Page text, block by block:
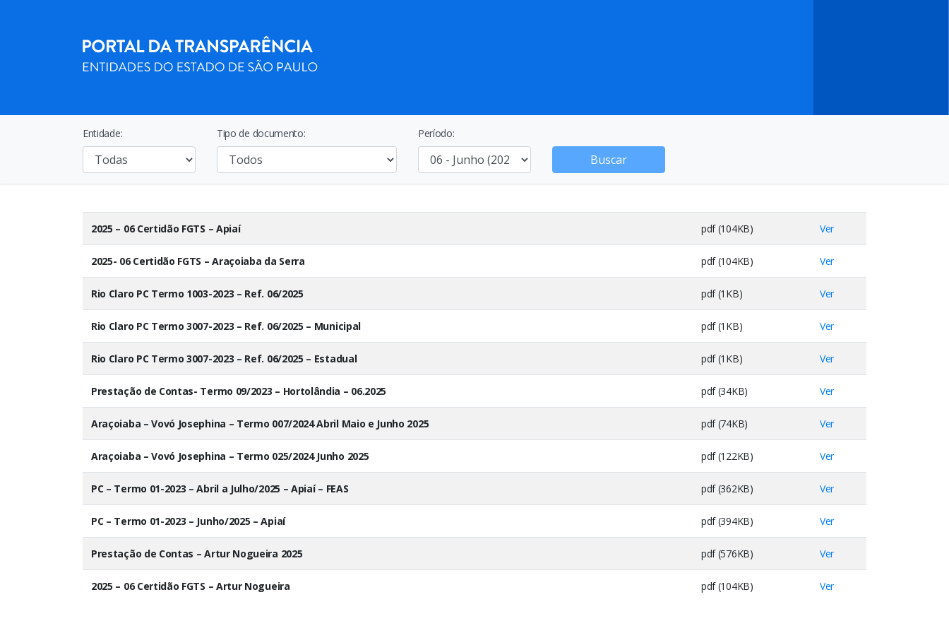
Entidade: Tipo de documento: Período:
Buscar
2025 – 06 Certidão FGTS – Apiaí pdf (104KB) Ver
2025- 06 Certidão FGTS – Araçoiaba da Serra pdf (104KB) Ver
Rio Claro PC Termo 1003-2023 – Ref. 06/2025 pdf (1KB) Ver
Rio Claro PC Termo 3007-2023 – Ref. 06/2025 – Municipal pdf (1KB) Ver
Rio Claro PC Termo 3007-2023 – Ref. 06/2025 – Estadual pdf (1KB) Ver
Prestação de Contas- Termo 09/2023 – Hortolândia – 06.2025 pdf (34KB) Ver
Araçoiaba – Vovó Josephina – Termo 007/2024 Abril Maio e Junho 2025 pdf (74KB) Ver
Araçoiaba – Vovó Josephina – Termo 025/2024 Junho 2025 pdf (122KB) Ver
PC – Termo 01-2023 – Abril a Julho/2025 – Apiaí – FEAS pdf (362KB) Ver
PC – Termo 01-2023 – Junho/2025 – Apiaí pdf (394KB) Ver
Prestação de Contas – Artur Nogueira 2025 pdf (576KB) Ver
2025 – 06 Certidão FGTS – Artur Nogueira pdf (104KB) Ver